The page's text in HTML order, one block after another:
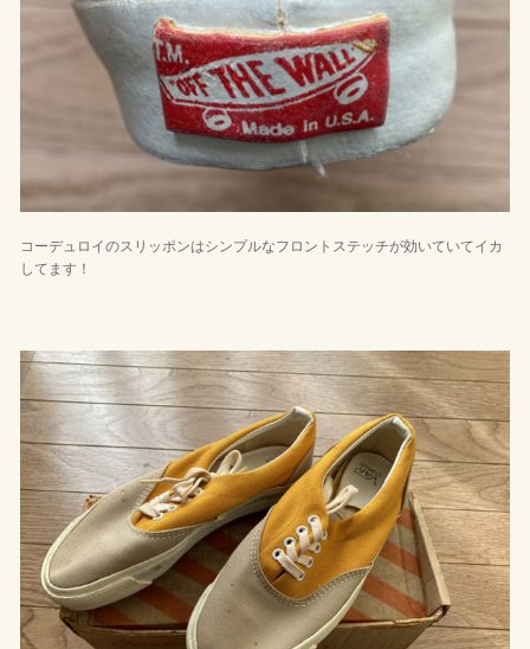
コーデュロイのスリッポンはシンプルなフロントステッチが効いていてイカ
してます！